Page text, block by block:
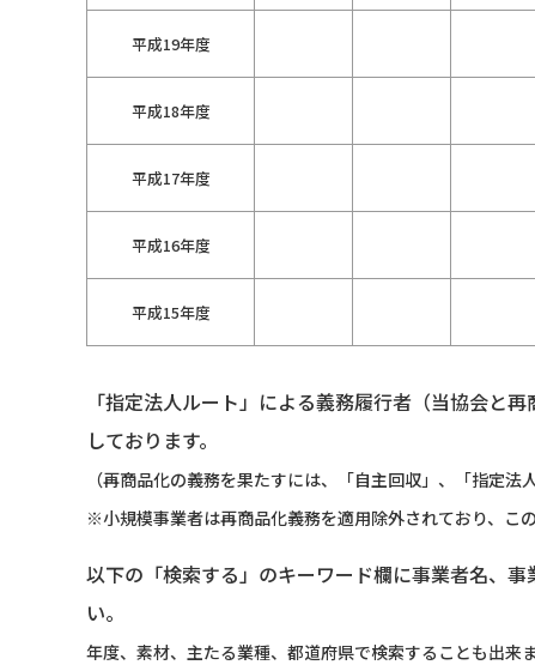
平成19年度
平成18年度
平成17年度
平成16年度
平成15年度
「指定法人ルート」による義務履行者（当協会と
しております。
（再商品化の義務を果たすには、「自主回収」、「指定
※小規模事業者は再商品化義務を適用除外されており、こ
以下の「検索する」のキーワード欄に事業者名、
い。
年度、素材、主たる業種、都道府県で検索することも出来